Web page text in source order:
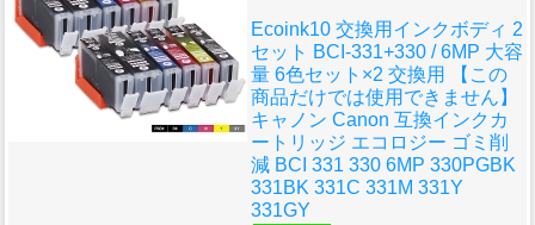
Ecoink10 交換用インクボディ 2
セット BCI-331+330 / 6MP 大容
量 6色セット×2 交換用 【この
商品だけでは使用できません】
キャノン Canon 互換インクカ
ートリッジ エコロジー ゴミ削
減 BCI 331 330 6MP 330PGBK
331BK 331C 331M 331Y
331GY